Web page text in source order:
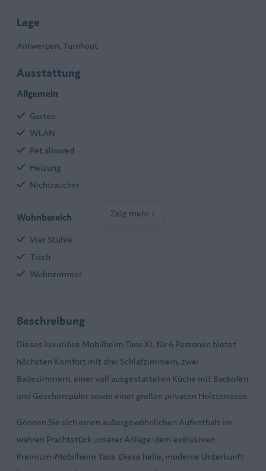
Lage
Antwerpen, Turnhout
Ausstattung
Allgemein
Garten
WLAN
Pet allowed
Heizung
Nichtraucher
Wohnbereich
Vier Stühle
Tisch
Wohnzimmer
Herd mit Backofen
Geschirrspülmaschine
Equipped kitchen
Kühlschrank mit Gefrierabteil
Kaffeemaschine
Zeig mehr ↓
Beschreibung
Dieses luxuriöse Mobilheim Taos XL für 6 Personen bietet
höchsten Komfort mit drei Schlafzimmern, zwei
Badezimmern, einer voll ausgestatteten Küche mit Backofen
und Geschirrspüler sowie einer großen privaten Holzterrasse.
Gönnen Sie sich einen außergewöhnlichen Aufenthalt im
wahren Prachtstück unserer Anlage: dem exklusiven
Premium-Mobilheim Taos. Diese helle, moderne Unterkunft